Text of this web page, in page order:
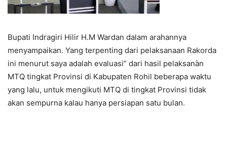
Bupati Indragiri Hilir H.M Wardan dalam arahannya
menyampaikan. Yang terpenting dari pelaksanaan Rakorda
ini menurut saya adalah evaluasi” dari hasil pelaksanàn
MTQ tingkat Provinsi di Kabupaten Rohil beberapa waktu
yang lalu, untuk mengikuti MTQ di tingkat Provinsi tidak
akan sempurna kalau hanya persiapan satu bulan.